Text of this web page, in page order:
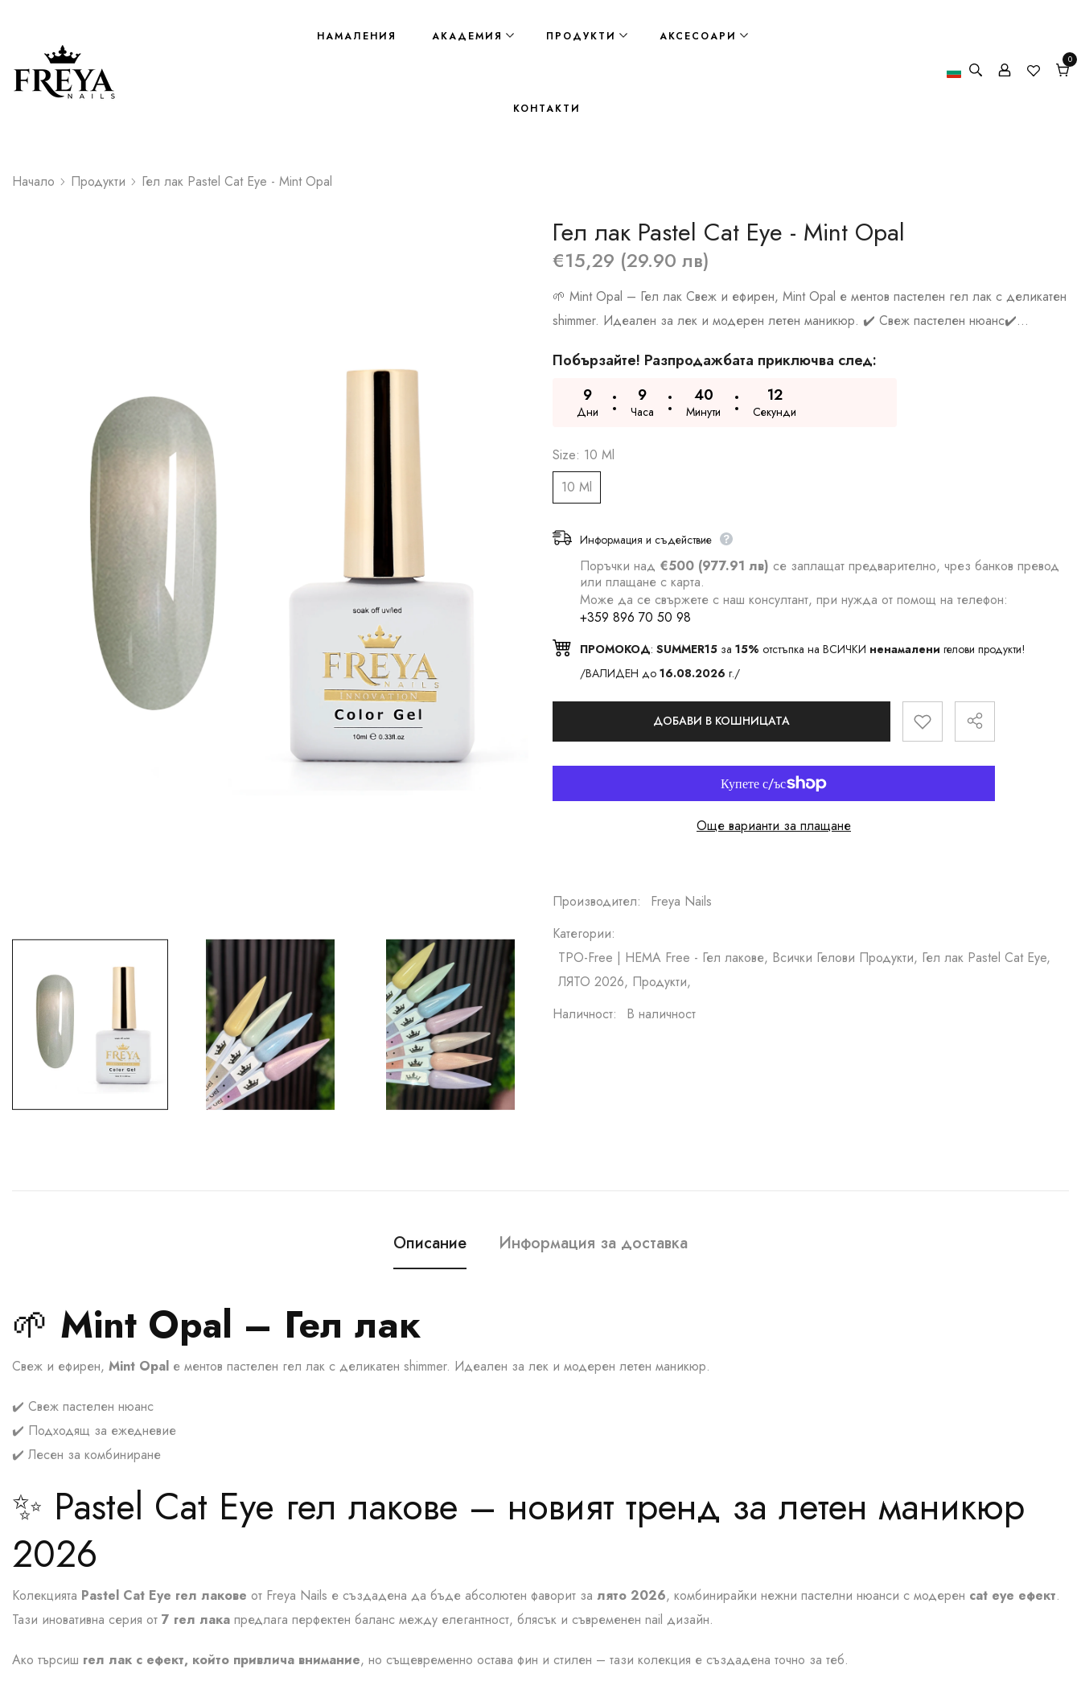
НАМАЛЕНИЯ АКАДЕМИЯ ПРОДУКТИ АКСЕСОАРИ
КОНТАКТИ
0
0
Начало Продукти Гел лак Pastel Cat Eye - Mint Opal
Гел лак Pastel Cat Eye - Mint Opal
€15,29 (29.90 лв)
🌱 Mint Opal – Гел лак Свеж и ефирен, Mint Opal е ментов пастелен гел лак с деликатен
shimmer. Идеален за лек и модерен летен маникюр. ✔️ Свеж пастелен нюанс✔️...
Побързайте! Разпродажбата приключва след:
9
Дни
9
Часа
40
Минути
11
Секунди
Size: 10 Ml
10 Ml
Информация и съдействие
Поръчки над €500 (977.91 лв) се заплащат предварително, чрез банков превод
или плащане с карта.
Може да се свържете с наш консултант, при нужда от помощ на телефон:
+359 896 70 50 98
ПРОМОКОД: SUMMER15 за 15% отстъпка на ВСИЧКИ ненамалени гелови продукти!
/ВАЛИДЕН до 16.08.2026 г./
ДОБАВИ В КОШНИЦАТА
Още варианти за плащане
Производител:
Freya Nails
Категории:
TPO-Free | HEMA Free - Гел лакове, Всички Гелови Продукти, Гел лак Pastel Cat Eye,
ЛЯТО 2026, Продукти,
Наличност:
В наличност
Описание Информация за доставка
🌱 Mint Opal – Гел лак
Свеж и ефирен, Mint Opal е ментов пастелен гел лак с деликатен shimmer. Идеален за лек и модерен летен маникюр.
✔️ Свеж пастелен нюанс
✔️ Подходящ за ежедневие
✔️ Лесен за комбиниране
✨ Pastel Cat Eye гел лакове – новият тренд за летен маникюр
2026
Колекцията Pastel Cat Eye гел лакове от Freya Nails е създадена да бъде абсолютен фаворит за лято 2026, комбинирайки нежни пастелни нюанси с модерен cat eye ефект.
Тази иновативна серия от 7 гел лака предлага перфектен баланс между елегантност, блясък и съвременен nail дизайн.
Ако търсиш гел лак с ефект, който привлича внимание, но същевременно остава фин и стилен – тази колекция е създадена точно за теб.